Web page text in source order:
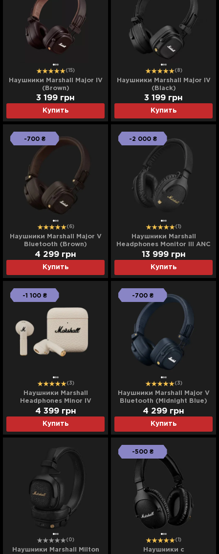
(15)
Наушники Marshall Major IV
(Brown)
Купить
3 199 грн
(8)
Наушники Marshall Major IV
(Black)
Купить
3 199 грн
-700 ₴
(6)
Наушники Marshall Major V
Bluetooth (Brown)
Купить
4 299 грн
-2 000 ₴
(1)
Наушники Marshall
Headphones Monitor III ANC
(Black)
Купить
13 999 грн
-1 100 ₴
(3)
Наушники Marshall
Headphones Minor IV
(Cream)
Купить
4 399 грн
-700 ₴
(3)
Наушники Marshall Major V
Bluetooth (Midnight Blue)
Купить
4 299 грн
(0)
Наушники Marshall Milton
-500 ₴
(1)
Наушники с